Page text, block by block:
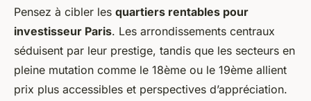
Pensez à cibler les quartiers rentables pour
investisseur Paris. Les arrondissements centraux
séduisent par leur prestige, tandis que les secteurs en
pleine mutation comme le 18ème ou le 19ème allient
prix plus accessibles et perspectives d’appréciation.